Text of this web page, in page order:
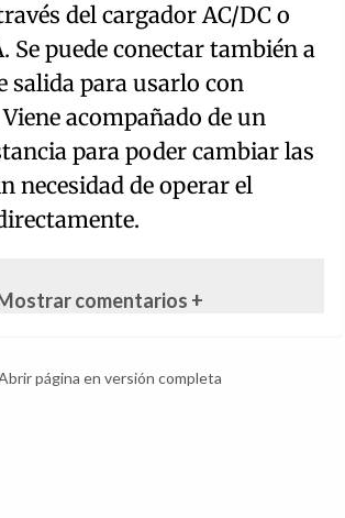
del cargador AC/DC o
Se puede conectar también a
salida para usarlo con
acompañado de un
para poder cambiar las
necesidad de operar el
comentarios +
página en versión completa